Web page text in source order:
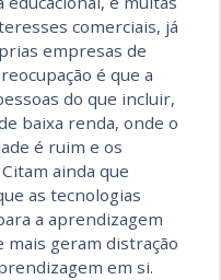
comerciais, já
empresas de
é que a
do que incluir,
baixa renda, onde o
é ruim e os
ainda que
as tecnologias
a aprendizagem
mais geram distração
em si.